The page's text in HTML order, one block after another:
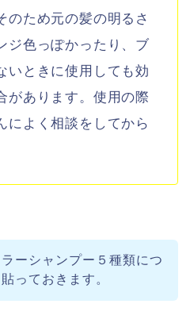
のため元の髪の明るさ
ジ色っぽかったり、ブ
いときに使用しても効
があります。使用の際
によく相談をしてから
ーシャンプー５種類につ
っておきます。